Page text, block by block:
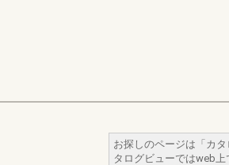
お探しのページは「カ
タログビューではweb